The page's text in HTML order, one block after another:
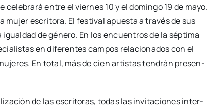
cele­bra­rá entre el vier­nes 10 y el domin­go 19 de mayo.
mujer escri­to­ra. El fes­ti­val apues­ta a tra­vés de sus
de géne­ro. En los encuen­tros de la sép­ti­ma
en dife­ren­tes cam­pos rela­cio­na­dos con el
En total, más de cien artis­tas ten­drán pre­sen­
de las escri­to­ras, todas las invi­ta­cio­nes inter­